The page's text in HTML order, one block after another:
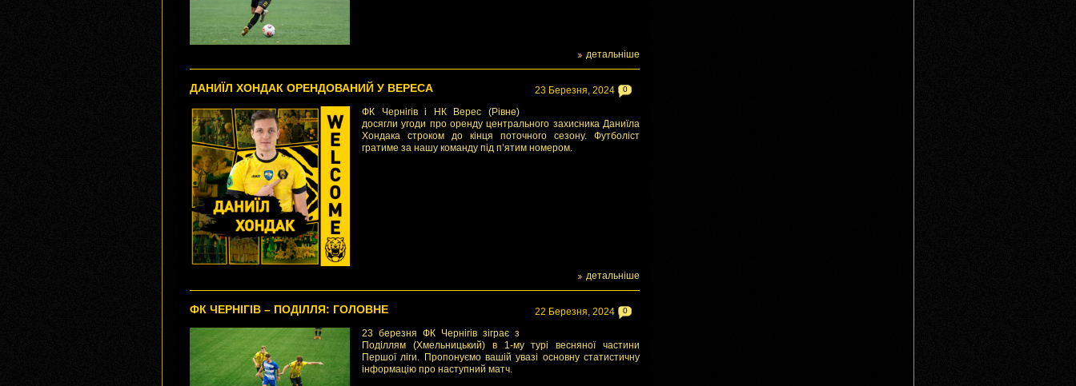
детальніше
0
23 Березня, 2024
ДАНИЇЛ ХОНДАК ОРЕНДОВАНИЙ У ВЕРЕСА
ФК Чернігів і НК Верес (Рівне)
досягли угоди про оренду центрального захисника Даниїла
Хондака строком до кінця поточного сезону. Футболіст
гратиме за нашу команду під п’ятим номером.
детальніше
0
22 Березня, 2024
ФК ЧЕРНІГІВ – ПОДІЛЛЯ: ГОЛОВНЕ
23 березня ФК Чернігів зіграє з
Поділлям (Хмельницький) в 1-му турі весняної частини
Першої ліги. Пропонуємо вашій увазі основну статистичну
інформацію про наступний матч.